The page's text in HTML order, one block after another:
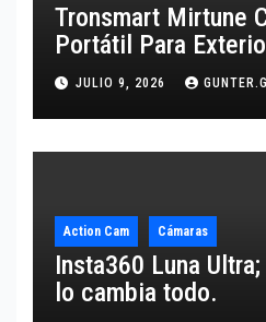
Tronsmart Mirtune
Portátil Para
JULIO 9, 2026
Action Cam Cámaras
Insta360 Luna
lo cambia todo.